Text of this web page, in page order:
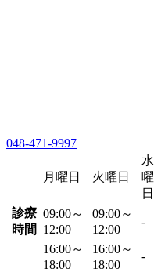
048-471-9997
月曜日 火曜日
水
曜
日
診療
時間
09:00～
12:00
09:00～
12:00
-
16:00～
18:00
16:00～
18:00
-